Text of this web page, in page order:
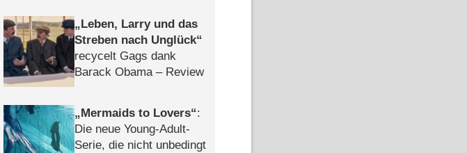
Leben, Larry und das
Streben nach Unglück
recycelt Gags dank
Barack Obama – Review
Mermaids to Lovers :
Die neue Young-Adult-
Serie, die nicht unbedingt